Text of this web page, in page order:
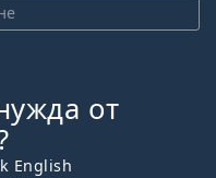
от
English